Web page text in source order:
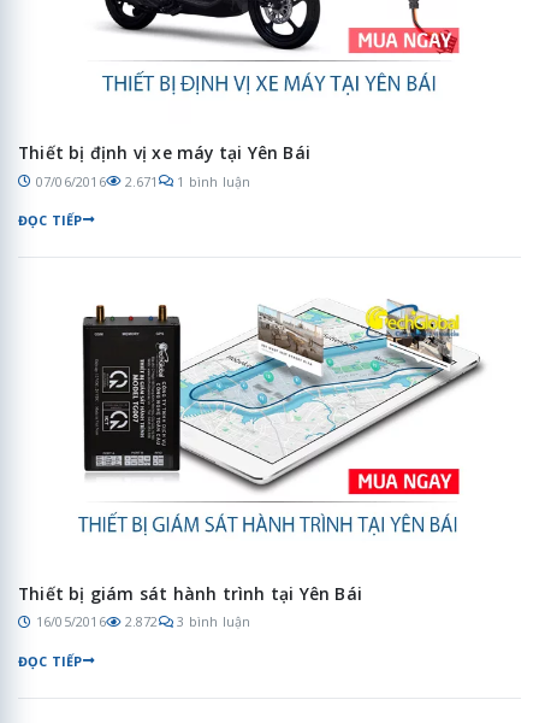
Thiết bị định vị xe máy tại Yên Bái
07/06/2016 2.671 1 bình luận
ĐỌC TIẾP
Thiết bị giám sát hành trình tại Yên Bái
16/05/2016 2.872 3 bình luận
ĐỌC TIẾP